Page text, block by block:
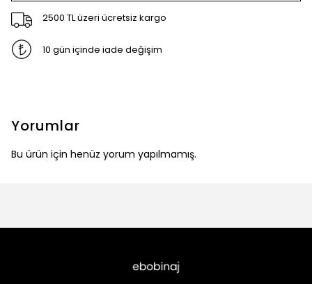
2500 TL üzeri ücretsiz kargo
10 gün içinde iade değişim
Yorumlar
Bu ürün için henüz yorum yapılmamış.